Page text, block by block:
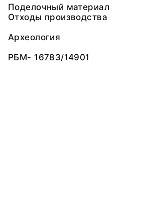
Поделочный материал
Отходы производства
Археология
РБМ- 16783/14901